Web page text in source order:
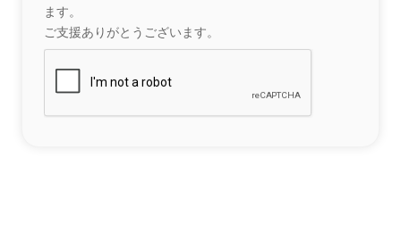
ます。
ご支援ありがとうございます。